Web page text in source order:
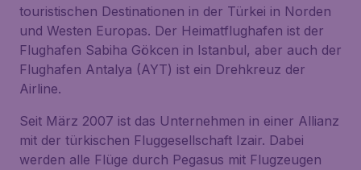
touristischen Destinationen in der Türkei in Norden
und Westen Europas. Der Heimatflughafen ist der
Flughafen Sabiha Gökcen in Istanbul, aber auch der
Flughafen Antalya (AYT) ist ein Drehkreuz der
Airline.
Seit März 2007 ist das Unternehmen in einer Allianz
mit der türkischen Fluggesellschaft Izair. Dabei
werden alle Flüge durch Pegasus mit Flugzeugen